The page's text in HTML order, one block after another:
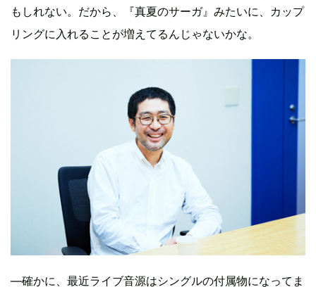
もしれない。だから、『真夏のサーガ』みたいに、カップ
リングに入れることが増えてるんじゃないかな。
―確かに、最近ライブ音源はシングルの付属物になってま